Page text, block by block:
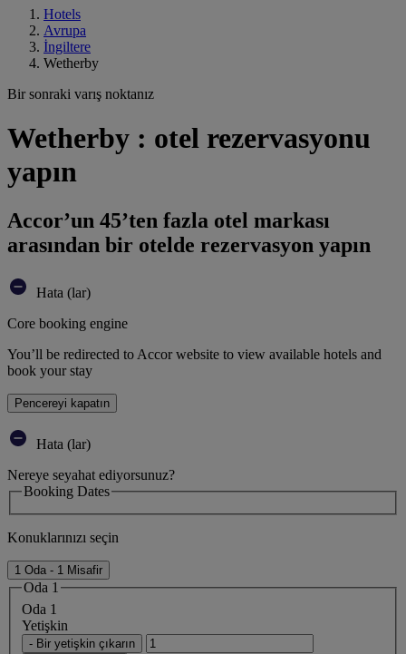
Hotels
Avrupa
İngiltere
Wetherby
Bir sonraki varış noktanız
Wetherby : otel rezervasyonu
yapın
Accor’un 45’ten fazla otel markası
arasından bir otelde rezervasyon yapın
Hata (lar)
Core booking engine
You’ll be redirected to Accor website to view available hotels and
book your stay
Pencereyi kapatın
Hata (lar)
Nereye seyahat ediyorsunuz?
Booking Dates
Konuklarınızı seçin
1 Oda - 1 Misafir
Oda 1
Oda 1
Yetişkin
- Bir yetişkin çıkarın